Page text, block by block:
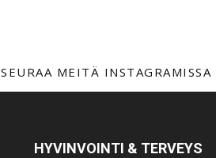
SEURAA MEITÄ INSTAGRAMISSA
HYVINVOINTI & TERVEYS